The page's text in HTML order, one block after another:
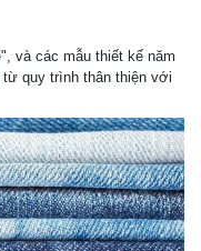
và các mẫu thiết kế năm
quy trình thân thiện với